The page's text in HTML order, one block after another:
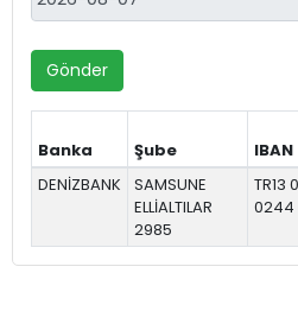
Gönder
Banka Şube IBAN
DENİZBANK
SAMSUNE
ELLİALTILAR
2985
TR13
0244